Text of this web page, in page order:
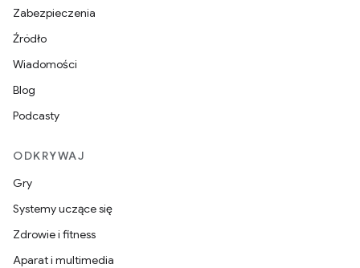
Zabezpieczenia
Źródło
Wiadomości
Blog
Podcasty
ODKRYWAJ
Gry
Systemy uczące się
Zdrowie i fitness
Aparat i multimedia